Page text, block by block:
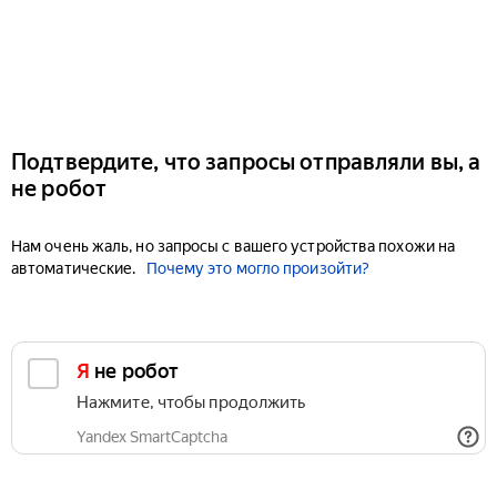
Подтвердите, что запросы отправляли вы, а
не робот
Нам очень жаль, но запросы с вашего устройства похожи на
автоматические.
Почему это могло произойти?
Я не робот
Нажмите, чтобы продолжить
Yandex SmartCaptcha